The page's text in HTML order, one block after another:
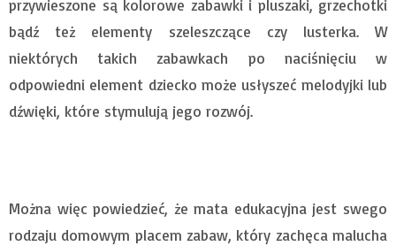
przywieszone są kolorowe zabawki i pluszaki, grzechotki
bądź też elementy szeleszczące czy lusterka. W
niektórych takich zabawkach po naciśnięciu w
odpowiedni element dziecko może usłyszeć melodyjki lub
dźwięki, które stymulują jego rozwój.
Można więc powiedzieć, że mata edukacyjna jest swego
rodzaju domowym placem zabaw, który zachęca malucha